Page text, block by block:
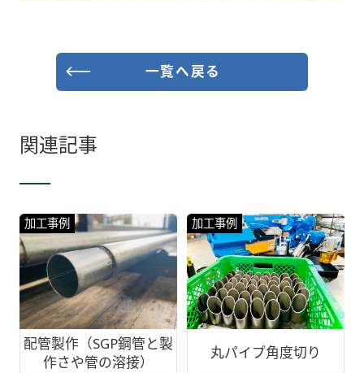
一覧へ戻る
関連記事
加工事例
配管製作（SGP鋼管と製
作さや管の溶接）
加工事例
丸パイプ角度切り